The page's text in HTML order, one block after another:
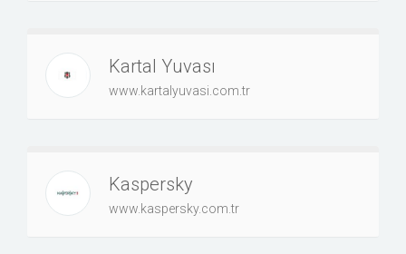
Kartal Yuvası
www.kartalyuvasi.com.tr
Kaspersky
www.kaspersky.com.tr